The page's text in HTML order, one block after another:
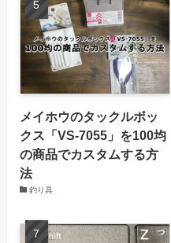
メイホウのタックルボッ
クス「VS-7055」を100均
の商品でカスタムする方
法
釣り具